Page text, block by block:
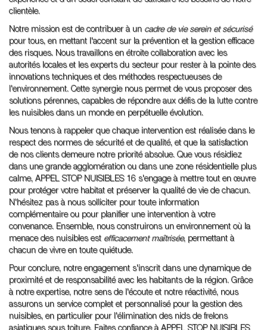
clientèle.
Notre mission est de contribuer à un cadre de vie serein et sécurisé
pour tous, en mettant l'accent sur la prévention et la gestion efficace
des risques. Nous travaillons en étroite collaboration avec les
autorités locales et les experts du secteur pour rester à la pointe des
innovations techniques et des méthodes respectueuses de
l'environnement. Cette synergie nous permet de vous proposer des
solutions pérennes, capables de répondre aux défis de la lutte contre
les nuisibles dans un monde en perpétuelle évolution.
Nous tenons à rappeler que chaque intervention est réalisée dans le
respect des normes de sécurité et de qualité, et que la satisfaction
de nos clients demeure notre priorité absolue. Que vous résidiez
dans une grande agglomération ou dans une zone résidentielle plus
calme, APPEL STOP NUISIBLES 16 s'engage à mettre tout en œuvre
pour protéger votre habitat et préserver la qualité de vie de chacun.
N'hésitez pas à nous solliciter pour toute information
complémentaire ou pour planifier une intervention à votre
convenance. Ensemble, nous construirons un environnement où la
menace des nuisibles est efficacement maîtrisée, permettant à
chacun de vivre en toute quiétude.
Pour conclure, notre engagement s'inscrit dans une dynamique de
proximité et de responsabilité avec les habitants de la région. Grâce
à notre expertise, notre sens de l'écoute et notre réactivité, nous
assurons un service complet et personnalisé pour la gestion des
nuisibles, en particulier pour l'élimination des nids de frelons